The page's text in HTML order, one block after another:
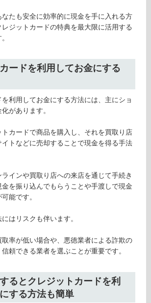
なたも安全に効率的に現金を手に入れる方
ジットカードの特典を最大限に活用する
ードを利用してお金にする
利用してお金にする方法には、主にショ
があります。
トカードで商品を購入し、それを買取り店
トなどに売却することで現金を得る手法
インや買取り店への来店を通じて手続き
を振り込んでもらうことや手渡しで現金
能です。
はリスクも伴います。
率が低い場合や、悪徳業者による詐欺の
頼できる業者を選ぶことが重要です。
るとクレジットカードを利
する方法も簡単